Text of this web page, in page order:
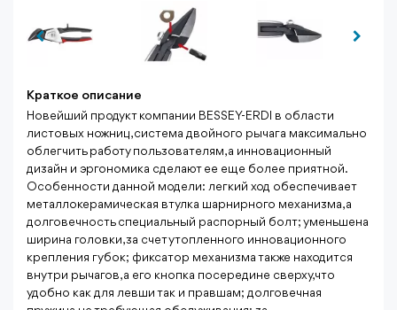
Краткое описание
Новейший продукт компании BESSEY-ERDI в области
листовых ножниц, система двойного рычага максимально
облегчить работу пользователям, а инновационный
дизайн и эргономика сделают ее еще более приятной.
Особенности данной модели: легкий ход обеспечивает
металлокерамическая втулка шарнирного механизма, а
долговечность специальный распорный болт; уменьшена
ширина головки, за счет утопленного инновационного
крепления губок; фиксатор механизма также находится
внутри рычагов, а его кнопка посередине сверху, что
удобно как для левши так и правшам; долговечная